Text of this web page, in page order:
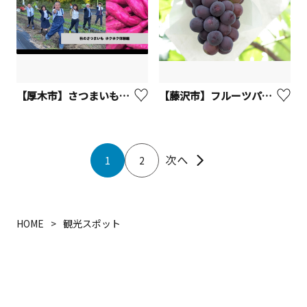
【厚木市】さつまいも掘り（観光農園「Blueberry HILLS あつぎ」） 【藤沢市】フルーツパーク長後
1 2
HOME 観光スポット